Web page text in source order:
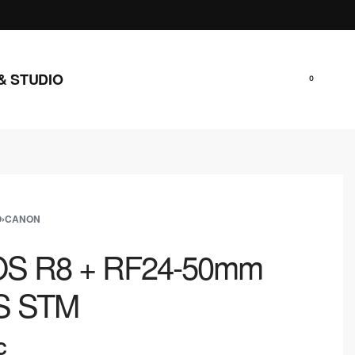
STUDIO 0
›CANON
R8 + RF24-50mm
STM